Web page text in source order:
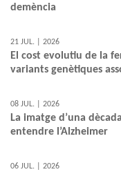
demència
21 JUL. | 2026
El cost evolutiu de la
variants genètiques
08 JUL. | 2026
La imatge d’una
entendre l’Alzheimer
06 JUL. | 2026